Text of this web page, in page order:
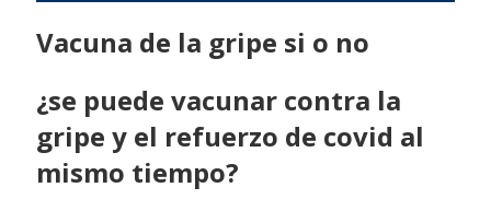
Vacuna de la gripe si o no
¿se puede vacunar contra la
gripe y el refuerzo de covid al
mismo tiempo?